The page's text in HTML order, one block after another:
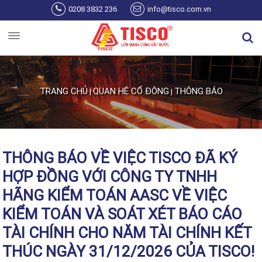
Nhảy đến nội dung 0208 3832 236 info@tisco.com.vn
Bạn đang ở đây
TRANG CHỦ|QUAN HỆ CỔ ĐÔNG|THÔNG BÁO
THÔNG BÁO VỀ VIỆC TISCO ĐÃ KÝ
HỢP ĐỒNG VỚI CÔNG TY TNHH
HÃNG KIỂM TOÁN AASC VỀ VIỆC
KIỂM TOÁN VÀ SOÁT XÉT BÁO CÁO
TÀI CHÍNH CHO NĂM TÀI CHÍNH KẾT
THÚC NGÀY 31/12/2026 CỦA TISCO!